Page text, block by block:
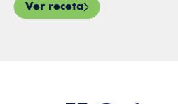
Ver receta